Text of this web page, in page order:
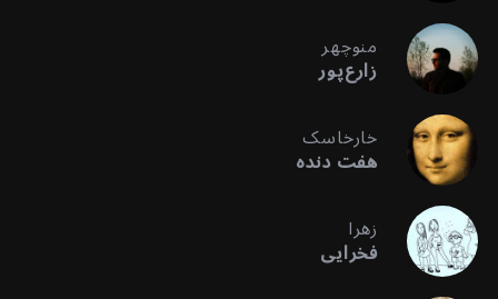
منوچهر
زارع‌پور
خارخاسک
هفت دنده
زهرا
فخرایی